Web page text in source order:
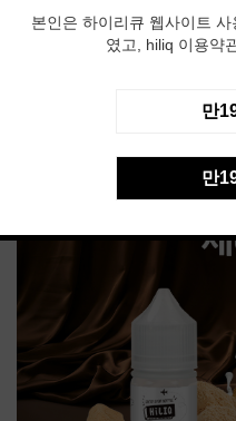
$6.90
본인은 하이리큐 웹사이트
였고, hiliq 이용약
만
만